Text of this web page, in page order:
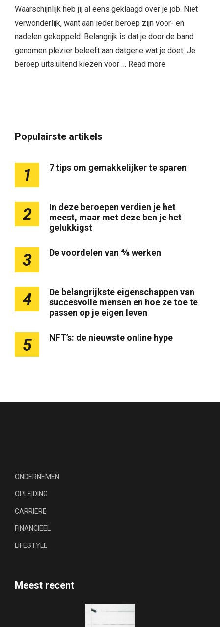
Waarschijnlijk heb jij al eens geklaagd over je job. Niet
verwonderlijk, want aan ieder beroep zijn voor- en
nadelen gekoppeld. Belangrijk is dat je door de band
genomen plezier beleeft aan datgene wat je doet. Je
beroep uitsluitend kiezen voor … Read more
Populairste artikels
1 7 tips om gemakkelijker te sparen
2
In deze beroepen verdien je het
meest, maar met deze ben je het
gelukkigst
3 De voordelen van ⅘ werken
4
De belangrijkste eigenschappen van
succesvolle mensen en hoe ze toe te
passen op je eigen leven
5 NFT’s: de nieuwste online hype
ONDERNEMEN
OPLEIDING
CARRIERE
FINANCIEEL
LIFESTYLE
Meest recent